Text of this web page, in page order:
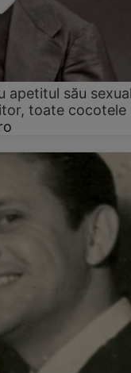
apetitul său
toate cocotele